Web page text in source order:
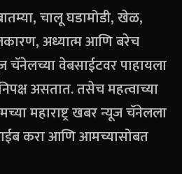
चालू घडामोडी, खेळ,
अध्यात्म आणि बरेच
चॅनेलच्या वेबसाईटवर पाहायला
असतात. तसेच महत्वाच्या
महाराष्ट्र खबर न्यूज चॅनेलला
करा आणि आमच्यासोबत